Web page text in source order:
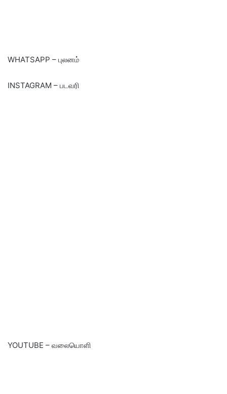
WHATSAPP – புலனம்
INSTAGRAM – படவரி
YOUTUBE – வலையொளி